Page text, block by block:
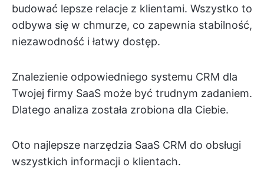
budować lepsze relacje z klientami. Wszystko to
odbywa się w chmurze, co zapewnia stabilność,
niezawodność i łatwy dostęp.
Znalezienie odpowiedniego systemu CRM dla
Twojej firmy SaaS może być trudnym zadaniem.
Dlatego analiza została zrobiona dla Ciebie.
Oto najlepsze narzędzia SaaS CRM do obsługi
wszystkich informacji o klientach.